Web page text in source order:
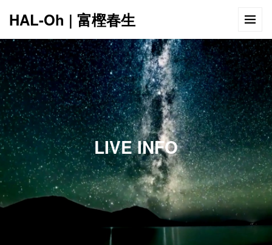
HAL-Oh | 富樫春生
LIVE INFO